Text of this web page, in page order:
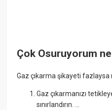
Çok Osuruyorum
Gaz çıkarma şikayeti fazlaysa
Gaz çıkarmanızı
sınırlandırın. ...